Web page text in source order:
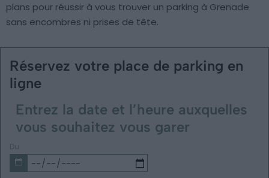
plans pour réussir à vous trouver un parking à Grenade
sans encombres ni prises de tête.
Réservez votre place de parking en
ligne
Entrez la date et l’heure auxquelles
vous souhaitez vous garer